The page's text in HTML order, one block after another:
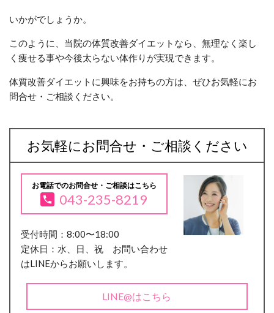
いかがでしょうか。
このように、当院の体質改善ダイエットなら、無理なく楽し
く痩せる事や今後太らない体作りが実現できます。
体質改善ダイエットに興味をお持ちの方は、ぜひお気軽にお
問合せ・ご相談ください。
お気軽にお問合せ・ご相談ください
お電話でのお問合せ・ご相談はこちら
043-235-8219
受付時間：8:00〜18:00
定休日：水、日、祝 お問い合わせ
はLINEからお願いします。
LINE@はこちら